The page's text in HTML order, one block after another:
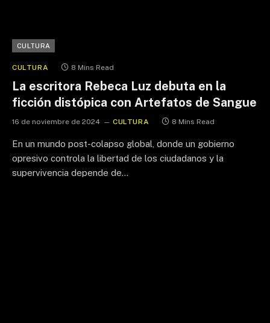
CULTURA
CULTURA 8 Mins Read
La escritora Rebeca Luz debuta en la
ficción distópica con Artefatos de Sangue
16 de noviembre de 2024 CULTURA 8 Mins Read
En un mundo post-colapso global, donde un gobierno
opresivo controla la libertad de los ciudadanos y la
supervivencia depende de…